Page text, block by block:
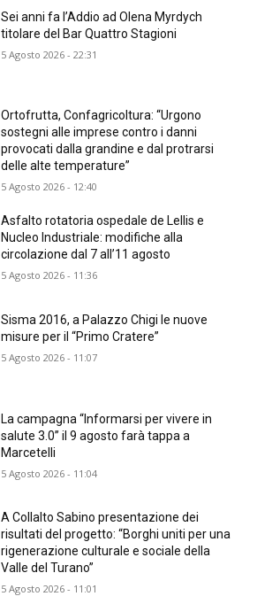
Sei anni fa l’Addio ad Olena Myrdych
titolare del Bar Quattro Stagioni
5 Agosto 2026 - 22:31
Ortofrutta, Confagricoltura: “Urgono
sostegni alle imprese contro i danni
provocati dalla grandine e dal protrarsi
delle alte temperature”
5 Agosto 2026 - 12:40
Asfalto rotatoria ospedale de Lellis e
Nucleo Industriale: modifiche alla
circolazione dal 7 all’11 agosto
5 Agosto 2026 - 11:36
Sisma 2016, a Palazzo Chigi le nuove
misure per il “Primo Cratere”
5 Agosto 2026 - 11:07
La campagna “Informarsi per vivere in
salute 3.0” il 9 agosto farà tappa a
Marcetelli
5 Agosto 2026 - 11:04
A Collalto Sabino presentazione dei
risultati del progetto: “Borghi uniti per una
rigenerazione culturale e sociale della
Valle del Turano”
5 Agosto 2026 - 11:01